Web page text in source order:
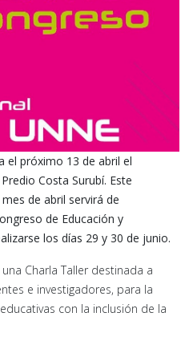
el próximo 13 de abril el
Costa Surubí. Este
de abril servirá de
de Educación y
los días 29 y 30 de junio.
Charla Taller destinada a
e investigadores, para la
con la inclusión de la